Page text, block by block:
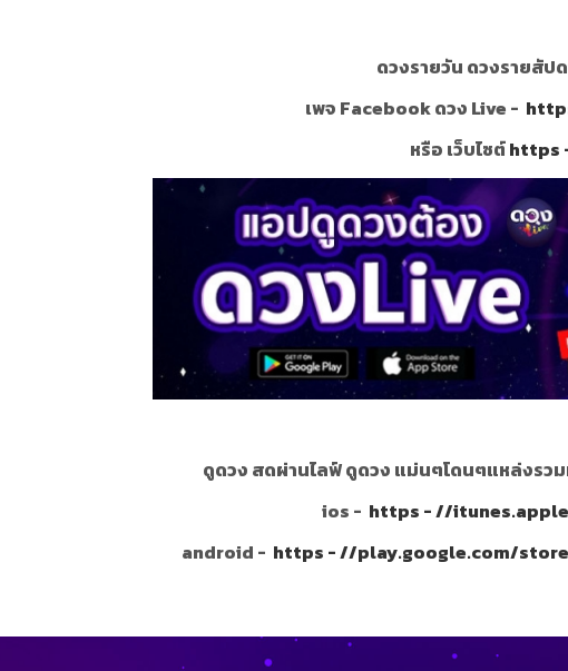
ดวงรายวัน ดวงรายสัป
เพจ Facebook ดวง Live -
หรือ เว็บไซต์https
ดูดวง สดผ่านไลฟ์ ดูดวง แม่นๆโดนๆแหล่งรว
ios - https - //
android - https - //play.google.com/